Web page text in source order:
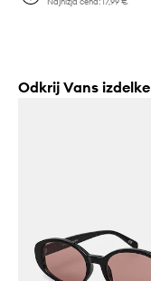
Odkrij Vans izdelke